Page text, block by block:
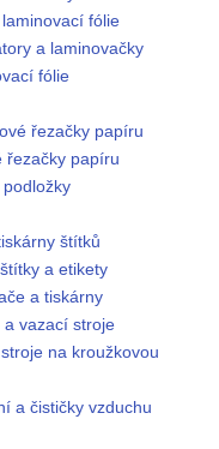
fólie
a laminovačky
fólie
řezačky papíru
řezačky papíru
podložky
štítků
a etikety
a tiskárny
a vazací stroje
na kroužkovou
a čističky vzduchu